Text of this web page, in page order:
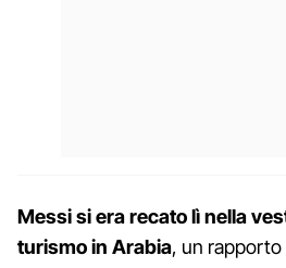
Messi si era recato lì nella
turismo in Arabia, un